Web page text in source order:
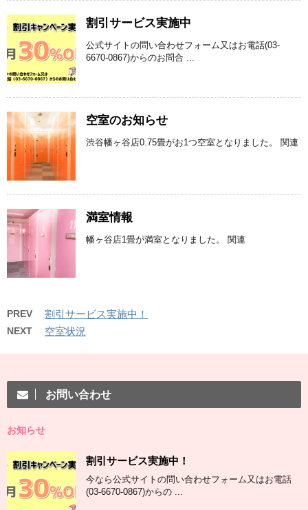
割引サービス実施中
公式サイトの問い合わせフォーム又はお電話(03-
6670-0867)からのお問合 ...
空室のお知らせ
渋谷幡ヶ谷店0.75畳がお1つ空室となりました。 関連
満室情報
幡ヶ谷店1畳が満室となりました。 関連
PREV 割引サービス実施中！
NEXT 空室状況
お問い合わせ
お知らせ
割引サービス実施中！
今なら公式サイトの問い合わせフォーム又はお電話
(03-6670-0867)からの ...